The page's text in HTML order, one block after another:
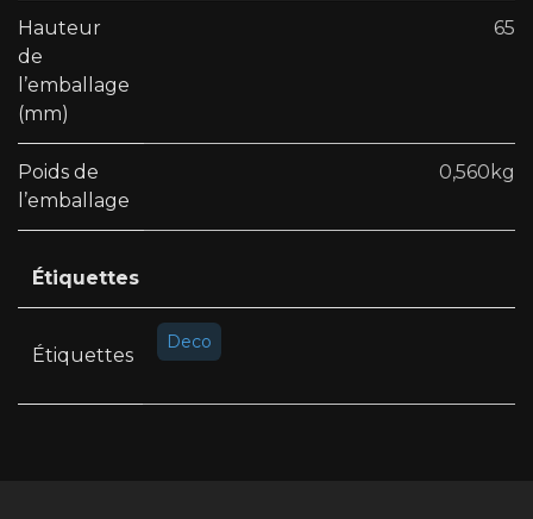
Hauteur
de
l’emballage
(mm)
65
Poids de
l’emballage
0,560kg
Étiquettes
Étiquettes
Deco